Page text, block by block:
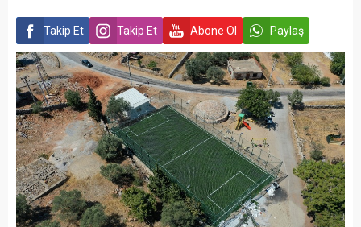
Takip Et Takip Et Abone Ol Paylaş